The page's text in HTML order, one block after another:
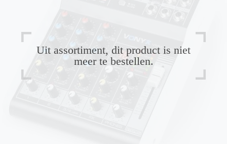
Uit assortiment, dit product is niet
meer te bestellen.